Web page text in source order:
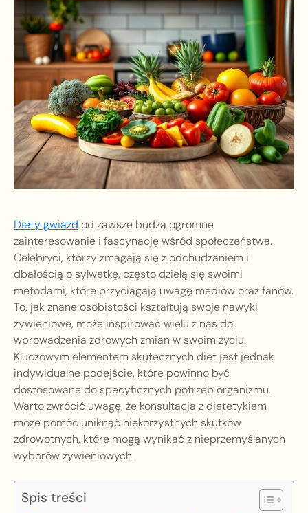
Diety gwiazd od zawsze budzą ogromne
zainteresowanie i fascynację wśród społeczeństwa.
Celebryci, którzy zmagają się z odchudzaniem i
dbałością o sylwetkę, często dzielą się swoimi
metodami, które przyciągają uwagę mediów oraz fanów.
To, jak znane osobistości kształtują swoje nawyki
żywieniowe, może inspirować wielu z nas do
wprowadzenia zdrowych zmian w swoim życiu.
Kluczowym elementem skutecznych diet jest jednak
indywidualne podejście, które powinno być
dostosowane do specyficznych potrzeb organizmu.
Warto zwrócić uwagę, że konsultacja z dietetykiem
może pomóc uniknąć niekorzystnych skutków
zdrowotnych, które mogą wynikać z nieprzemyślanych
wyborów żywieniowych.
Spis treści